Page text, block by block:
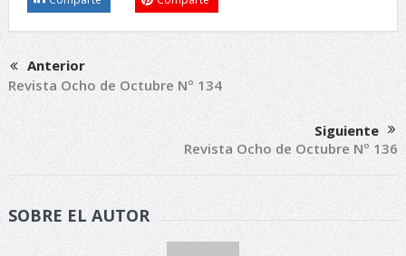
Anterior
Revista Ocho de Octubre Nº 134
Siguiente
Revista Ocho de Octubre Nº 136
SOBRE EL AUTOR